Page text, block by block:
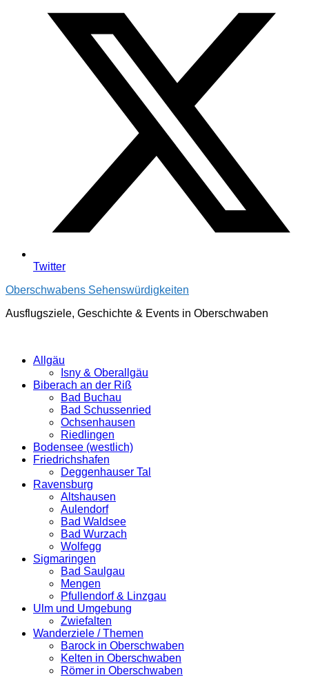
Twitter
Oberschwabens Sehenswürdigkeiten
Ausflugsziele, Geschichte & Events in Oberschwaben
Allgäu
Isny & Oberallgäu
Biberach an der Riß
Bad Buchau
Bad Schussenried
Ochsenhausen
Riedlingen
Bodensee (westlich)
Friedrichshafen
Deggenhauser Tal
Ravensburg
Altshausen
Aulendorf
Bad Waldsee
Bad Wurzach
Wolfegg
Sigmaringen
Bad Saulgau
Mengen
Pfullendorf & Linzgau
Ulm und Umgebung
Zwiefalten
Wanderziele / Themen
Barock in Oberschwaben
Kelten in Oberschwaben
Römer in Oberschwaben